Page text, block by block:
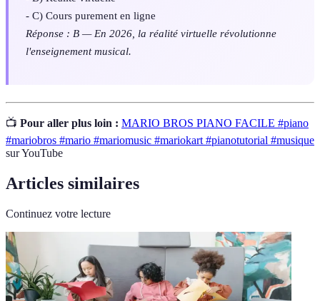
- C) Cours purement en ligne
Réponse : B — En 2026, la réalité virtuelle révolutionne
l'enseignement musical.
📺 Pour aller plus loin : MARIO BROS PIANO FACILE #piano
#mariobros #mario #mariomusic #mariokart #pianotutorial #musique
sur YouTube
Articles similaires
Continuez votre lecture